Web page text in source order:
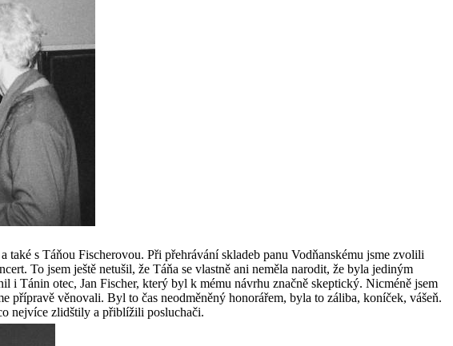
s Táňou Fischerovou. Při přehrávání skladeb panu Vodňanskému jsme zvolili
To jsem ještě netušil, že Táňa se vlastně ani neměla narodit, že byla jediným
i Tánin otec, Jan Fischer, který byl k mému návrhu značně skeptický. Nicméně jsem
přípravě věnovali. Byl to čas neodměněný honorářem, byla to záliba, koníček, vášeň.
nejvíce zlidštily a přiblížili posluchači.